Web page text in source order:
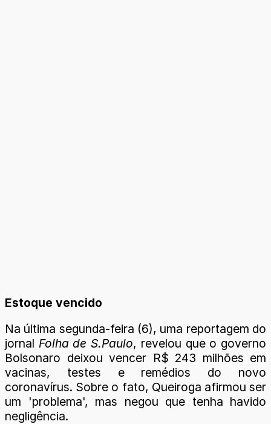
Estoque vencido
Na última segunda-feira (6), uma reportagem do
jornal Folha de S.Paulo, revelou que o governo
Bolsonaro deixou vencer R$ 243 milhões em
vacinas, testes e remédios do novo
coronavírus. Sobre o fato, Queiroga afirmou ser
um 'problema', mas negou que tenha havido
negligência.